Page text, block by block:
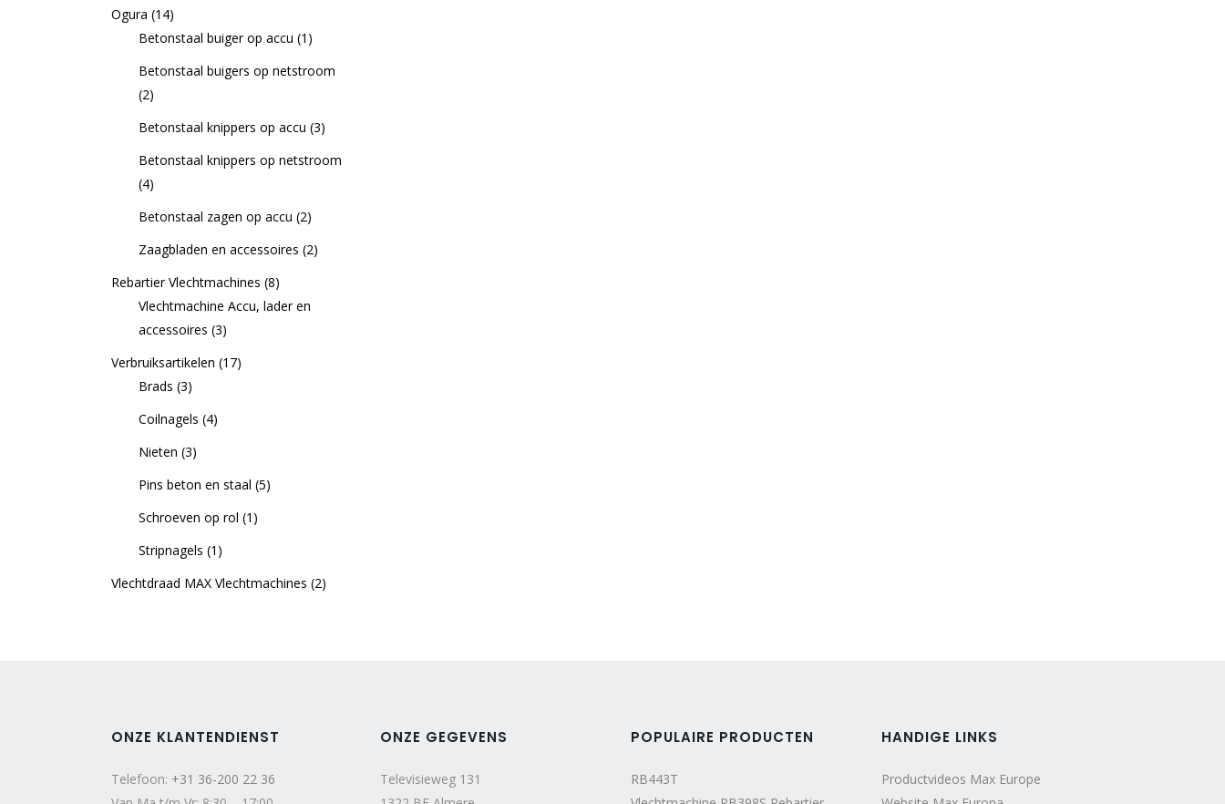
Ogura (14)
Betonstaal buiger op accu (1)
Betonstaal buigers op netstroom
(2)
Betonstaal knippers op accu (3)
Betonstaal knippers op netstroom
(4)
Betonstaal zagen op accu (2)
Zaagbladen en accessoires (2)
Rebartier Vlechtmachines (8)
Vlechtmachine Accu, lader en
accessoires (3)
Verbruiksartikelen (17)
Brads (3)
Coilnagels (4)
Nieten (3)
Pins beton en staal (5)
Schroeven op rol (1)
Stripnagels (1)
Vlechtdraad MAX Vlechtmachines (2)
ONZE KLANTENDIENST
Telefoon: +31 36-200 22 36
ONZE GEGEVENS
Televisieweg 131
POPULAIRE PRODUCTEN
RB443T
HANDIGE LINKS
Productvideos Max Europe